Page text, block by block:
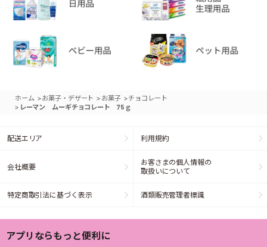
ホーム >お菓子・デザート > お菓子 >チョコレート
> レーマン ムーギチョコレート 75ｇ
配送エリア 利用規約
会社概要
お客さまの個人情報の
取扱いについて
特定商取引法に基づく表示 酒類販売管理者標識
アプリならもっと便利に